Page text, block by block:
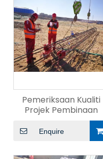
Pemeriksaan Kualiti
Projek Pembinaan
Enquire